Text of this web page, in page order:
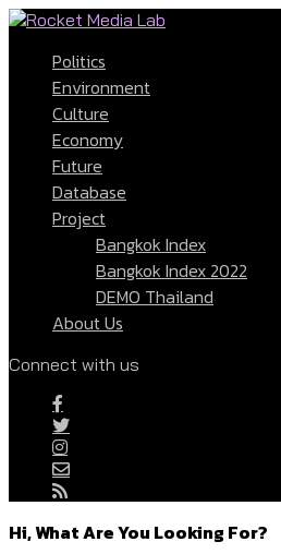
Politics
Environment
Culture
Economy
Future
Database
Project
Bangkok Index
Bangkok Index 2022
DEMO Thailand
About Us
Connect with us
Hi, What Are You Looking For?